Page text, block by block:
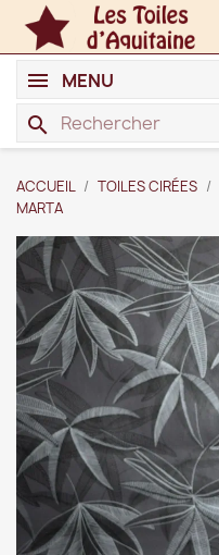
search
MENU
ACCUEIL TOILES CIRÉES
MARTA